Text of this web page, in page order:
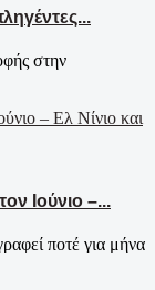
στην
Ιούνιο –...
ποτέ για μήνα